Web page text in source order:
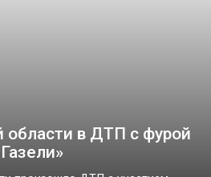
области в ДТП с фурой